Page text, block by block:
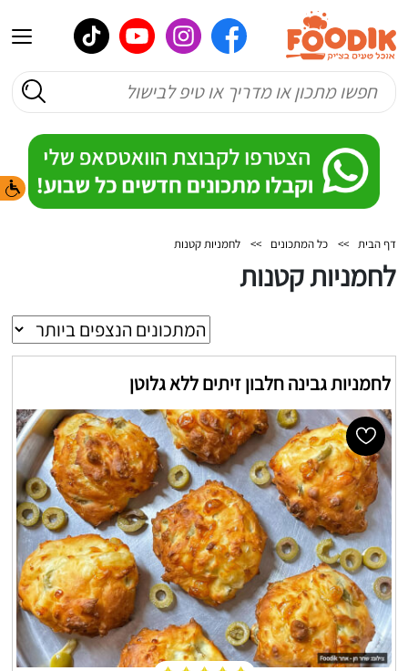
דף הבית >> כל המתכונים >> לחמניות קטנות
לחמניות קטנות
לחמניות גבינה חלבון זיתים ללא גלוטן